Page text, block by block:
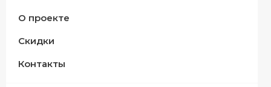
О проекте
Скидки
Контакты